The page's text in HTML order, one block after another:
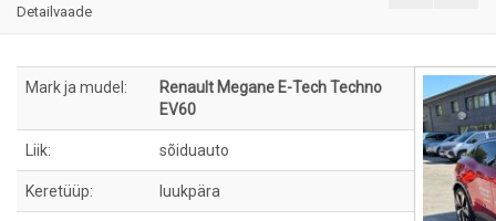
Detailvaade
Mark ja mudel:
Renault Megane E-Tech Techno
EV60
Liik: sõiduauto
Keretüüp: luukpära